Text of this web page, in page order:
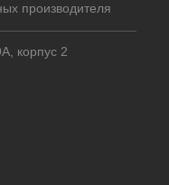
производителя
корпус 2